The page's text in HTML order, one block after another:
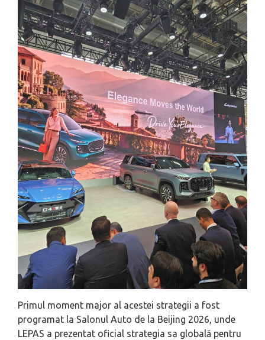
Primul moment major al acestei strategii a fost
programat la Salonul Auto de la Beijing 2026, unde
LEPAS a prezentat oficial strategia sa globală pentru